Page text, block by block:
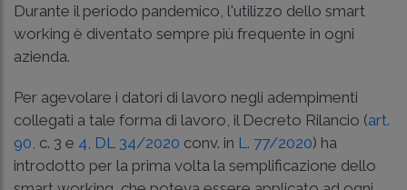
Durante il periodo pandemico, l'utilizzo dello smart
working è diventato sempre più frequente in ogni
azienda.
Per agevolare i datori di lavoro negli adempimenti
collegati a tale forma di lavoro, il Decreto Rilancio (art.
90, c. 3 e 4, DL 34/2020 conv. in L. 77/2020) ha
introdotto per la prima volta la semplificazione dello